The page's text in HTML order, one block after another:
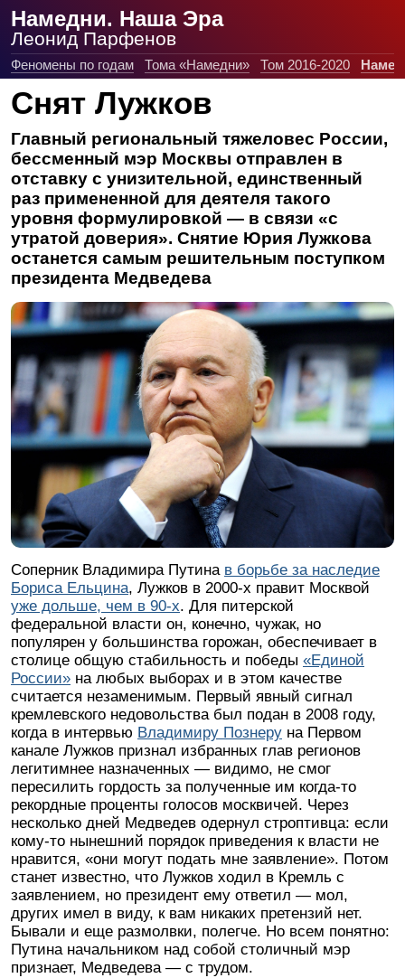
Намедни. Наша Эра
Леонид Парфенов
Феномены по годам Тома «Намедни» Том 2016-2020
Снят Лужков
Главный региональный тяжеловес России,
бессменный мэр Москвы отправлен в
отставку с унизительной, единственный
раз примененной для деятеля такого
уровня формулировкой — в связи «с
утратой доверия». Снятие Юрия Лужкова
останется самым решительным поступком
президента Медведева
Соперник Владимира Путина в борьбе за наследие
Бориса Ельцина, Лужков в 2000-х правит Москвой
уже дольше, чем в 90-х. Для питерской
федеральной власти он, конечно, чужак, но
популярен у большинства горожан, обеспечивает в
столице общую стабильность и победы «Единой
России» на любых выборах и в этом качестве
считается незаменимым. Первый явный сигнал
кремлевского недовольства был подан в 2008 году,
когда в интервью Владимиру Познеру на Первом
канале Лужков признал избранных глав регионов
легитимнее назначенных — видимо, не смог
пересилить гордость за полученные им когда-то
рекордные проценты голосов москвичей. Через
несколько дней Медведев одернул строптивца: если
кому-то нынешний порядок приведения к власти не
нравится, «они могут подать мне заявление». Потом
станет известно, что Лужков ходил в Кремль с
заявлением, но президент ему ответил — мол,
других имел в виду, к вам никаких претензий нет.
Бывали и еще размолвки, полегче. Но всем понятно:
Путина начальником над собой столичный мэр
признает, Медведева — с трудом.